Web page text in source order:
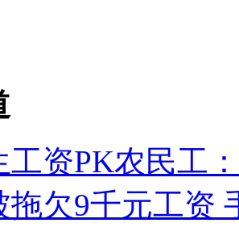
运尸费""捐你妹"
伤多人 警民合力深夜将其击毙
工资PK农民工
拖欠9千元工资